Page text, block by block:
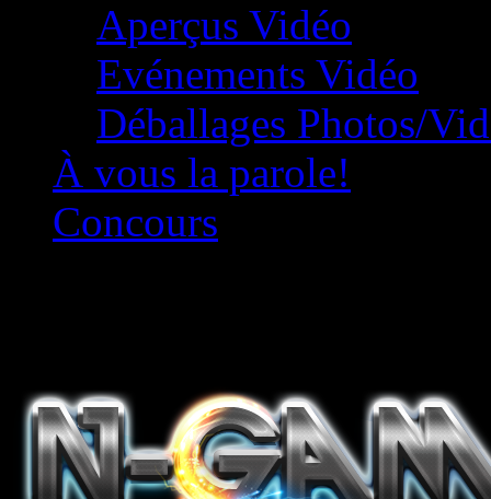
Aperçus Vidéo
Evénements Vidéo
Déballages Photos/
À vous la parole!
Concours